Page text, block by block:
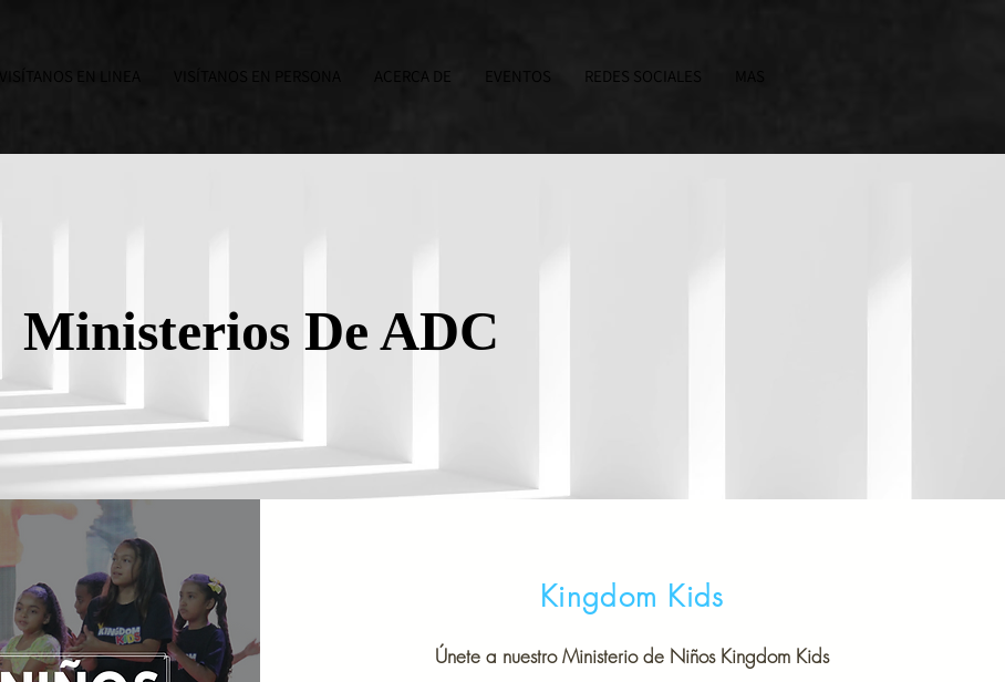
VISÍTANOS EN LINEA VISÍTANOS EN PERSONA ACERCA DE EVENTOS REDES SOCIALES
Ministerios De ADC
Kingdom Kids
Únete a nuestro Ministerio de Niños Kingdom Kids